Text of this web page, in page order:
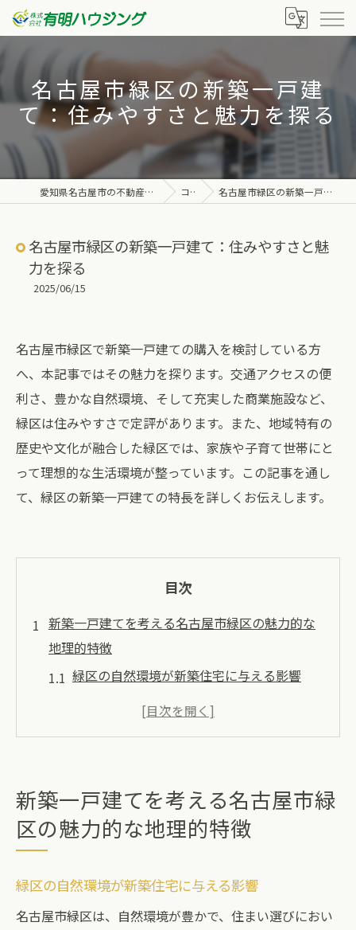
名古屋市緑区の新築一戸建
て：住みやすさと魅力を探る
愛知県名古屋市の不動産なら株式会社有明ハウジング コラム 名古屋市緑区の新築一戸建て：住みやすさと魅力を探る
名古屋市緑区の新築一戸建て：住みやすさと魅
力を探る
2025/06/15
名古屋市緑区で新築一戸建ての購入を検討している方
へ、本記事ではその魅力を探ります。交通アクセスの便
利さ、豊かな自然環境、そして充実した商業施設など、
緑区は住みやすさで定評があります。また、地域特有の
歴史や文化が融合した緑区では、家族や子育て世帯にと
って理想的な生活環境が整っています。この記事を通し
て、緑区の新築一戸建ての特長を詳しくお伝えします。
目次
新築一戸建てを考える名古屋市緑区の魅力的な
地理的特徴
緑区の自然環境が新築住宅に与える影響
地形と気候が暮らしに適した理由
緑区の地理的特徴が生活に与える利点
名古屋市緑区の地理から見る新築の利点
交通アクセスが抜群名古屋市緑区の新築一戸建
主要駅からのアクセスと新築一戸建ての魅
力
新築一戸建てを考える名古屋市緑
区の魅力的な地理的特徴
緑区の自然環境が新築住宅に与える影響
名古屋市緑区は、自然環境が豊かで、住まい選びにおい